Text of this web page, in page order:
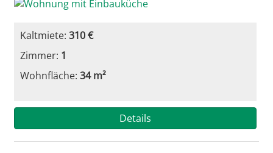
Kaltmiete:310 €
Zimmer: 1
Wohnfläche:34 m²
Details